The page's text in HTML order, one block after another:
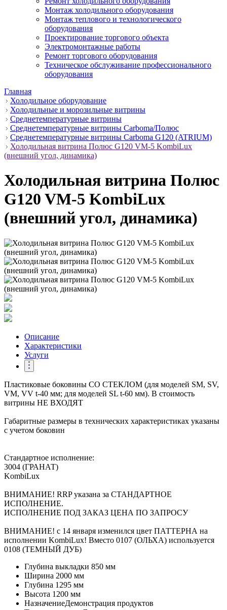
Монтаж холодильного оборудования
Монтаж теплового и технологического
оборудования
Проектирование торгового объекта
Электромонтажные работы
Ремонт торгового оборудования
Техническое обслуживание профессионального
оборудования
Главная
Холодильное оборудование
Холодильные и морозильные витрины
Среднетемпературные витрины
Среднетемпературные витрины Carboma/Полюс
Среднетемпературные витрины Carboma G120 (ATRIUM)
Холодильная витрина Полюс G120 VM-5 KombiLux
(внешний угол, динамика)
Холодильная витрина Полюс
G120 VM-5 KombiLux
(внешний угол, динамика)
Описание
Характеристики
Услуги
Пластиковые боковины СО СТЕКЛОМ (для моделей SM, SV,
VM, VV t-40 мм; для моделей SL t-60 мм). В стоимость
витрины НЕ ВХОДЯТ
Габаритные размеры в технических характеристиках указаны
с учетом боковин
Стандартное исполнение:
3004 (ГРАНАТ)
KombiLux
ВНИМАНИЕ! RRP указана за СТАНДАРТНОЕ
ИСПОЛНЕНИЕ.
ИСПОЛНЕНИЕ ПОД ЗАКАЗ ЦЕНА ПО ЗАПРОСУ
ВНИМАНИЕ! с 14 января изменился цвет ПАТТЕРНА на
исполнении KombiLux! Вместо 0107 (ОЛЬХА) используется
0108 (ТЕМНЫЙ ДУБ)
Глубина выкладки 850 мм
Ширина 2000 мм
Глубина 1295 мм
Высота 1200 мм
НазначениеДемонстрация продуктов